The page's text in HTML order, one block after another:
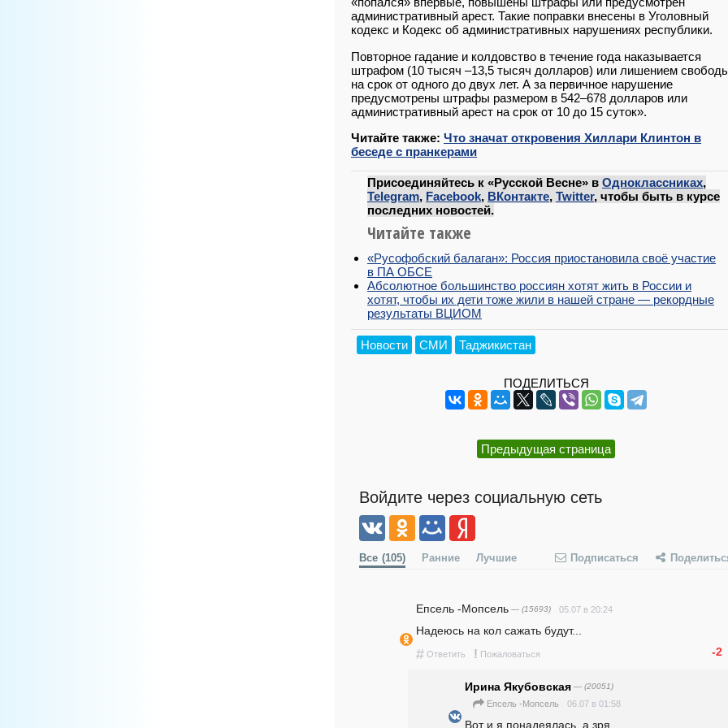
административный арест. Такие поправки внесены в Уголовный
кодекс и Кодекс об административных нарушениях республики.
Повторное гадание и колдовство в течение года наказывается
штрафом (10 тысяч –13,5 тысяч долларов) или лишением
на срок от одного до двух лет. А за первичное нарушение
предусмотрены штрафы размером в 542–678 долларов или
административный арест на срок от 10 до 15 суток».
Читайте также: Что значат откровения Хиллари Клинтон в
беседе с пранкерами
Присоединяйтесь к «Русской Весне» в Одноклассниках,
Telegram, Facebook, ВКонтакте, Twitter, чтобы быть в курсе
последних новостей.
Читайте также
«Русофобский балаган»: Россия приостановила своё участие
в ПА ОБСЕ
Абсолютное большинство россиян хотят жить в России и
хотят, чтобы их дети тоже жили в нашей стране — рекордные
результаты ВЦИОМ
Новости СМИ Таджикистан
ПОДЕЛИТЬСЯ
Предыдущая страница
Войдите через социальную сеть
Все (105) Ранние Лучшие Подписаться
Епсель -Мопсель — (15693) 05.07 в 20:24
Надеюсь на кол сажать будут...
# Ответить ! Пожаловаться -2
Ирина Якубовская — (20051)
Епсель -Мопсель 06.07 в 01:58
Вот и я понадеялась, а зря...